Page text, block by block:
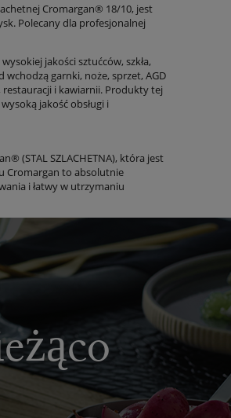
Cromargan® 18/10, jest
Polecany dla profesjonalnej
jakości sztućców, szkła,
garnki, noże, sprzet, AGD
i kawiarnii. Produkty tej
jakość obsługi i
(STAL SZLACHETNA), która jest
Cromargan to absolutnie
i łatwy w utrzymaniu